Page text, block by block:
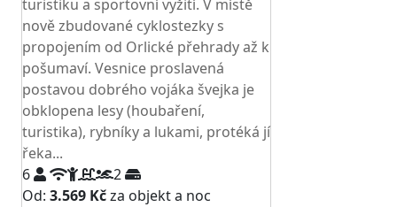
turistiku a sportovní vyžití. V místě
nově zbudované cyklostezky s
propojením od Orlické přehrady až k
pošumaví. Vesnice proslavená
postavou dobrého vojáka švejka je
obklopena lesy (houbaření,
turistika), rybníky a lukami, protéká jí
řeka...
6
2
Od: 3.569 Kčza objekt a noc